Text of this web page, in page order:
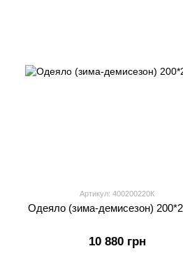
Артикул: 400200220К
Одеяло (зима-демисезон)
10 880 грн